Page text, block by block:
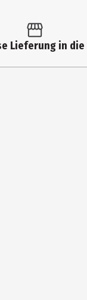
Lieferung in die